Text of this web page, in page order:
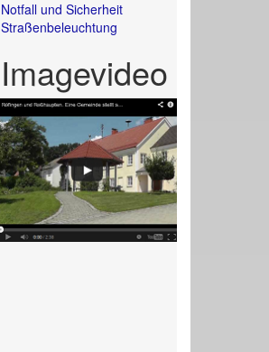
Notfall und Sicherheit
Straßenbeleuchtung
Imagevideo